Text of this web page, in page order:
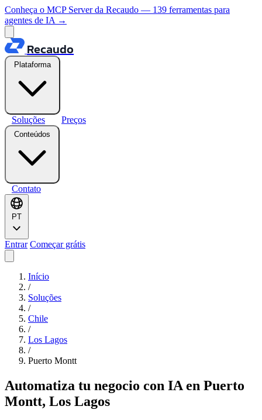
Conheça o MCP Server da Recaudo — 139 ferramentas para
agentes de IA →
Recaudo
Plataforma
Soluções Preços
Conteúdos
Contato
PT
Entrar Começar grátis
Início
/
Soluções
/
Chile
/
Los Lagos
/
Puerto Montt
Automatiza tu negocio con IA en Puerto
Montt, Los Lagos